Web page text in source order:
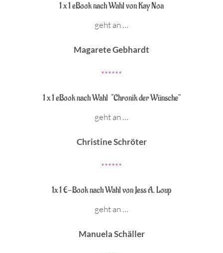
1 x 1 eBook nach Wahl von Kay Noa
geht an …
Magarete Gebhardt
******
1 x 1 eBook nach Wahl “Chronik der Wünsche”
geht an …
Christine Schröter
******
1x 1 E-Book nach Wahl von Jess A. Loup
geht an …
Manuela Schäller